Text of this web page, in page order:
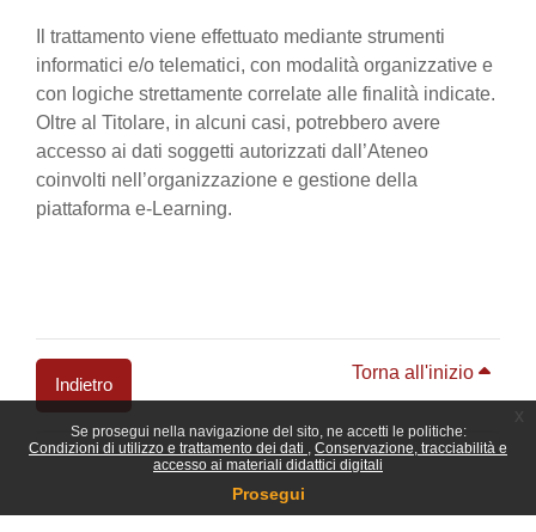
Se prosegui nella navigazione del sito, ne accetti le politiche:
Condizioni di utilizzo e trattamento dei dati
Conservazione, tracciabilità e
accesso ai materiali didattici digitali
Prosegui
Il trattamento viene effettuato mediante strumenti
informatici e/o telematici, con modalità organizzative e
con logiche strettamente correlate alle finalità indicate.
Oltre al Titolare, in alcuni casi, potrebbero avere
accesso ai dati soggetti autorizzati dall’Ateneo
coinvolti nell’organizzazione e gestione della
piattaforma e-Learning.
Indietro
Torna all'inizio
Blocchi